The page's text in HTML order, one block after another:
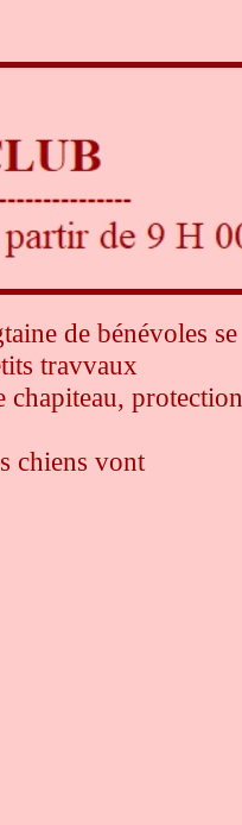
de bénévoles se
travvaux
chapiteau, protection
chiens vont